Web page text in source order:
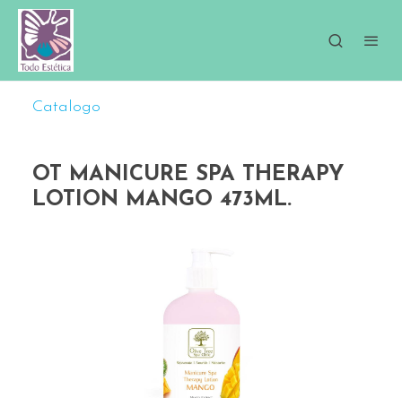
Catalogo
OT MANICURE SPA THERAPY
LOTION MANGO 473ML.